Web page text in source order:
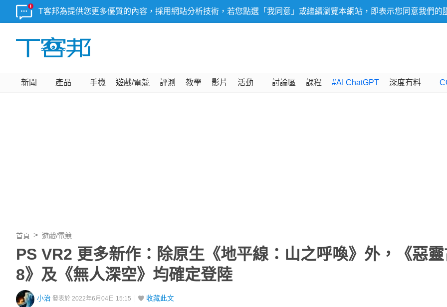
T客邦為提供您更多優質的內容，採用網站分析技術，若您點選「我同意」或繼續瀏覽本網站，即表示您同意我們的
新聞 產品 手機 遊戲/電競 評測 教學 影片 活動 討論區 課程 #AI ChatGPT 深度有料
首頁 遊戲/電競
PS VR2 更多新作：除原生《地平線：山之呼喚》外，《惡
8》及《無人深空》均確定登陸
小治 發表於 2022年6月04日 15:15 收藏此文